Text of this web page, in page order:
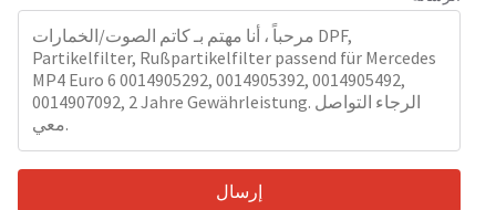
إرسال